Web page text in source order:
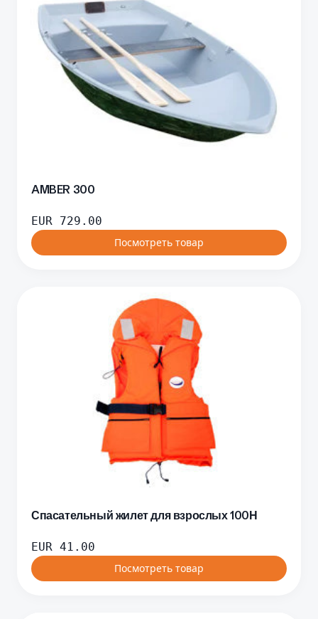
AMBER 300
EUR
729.00
Посмотреть товар
Спасательный жилет для взрослых 100Н
EUR 41.00
Посмотреть товар